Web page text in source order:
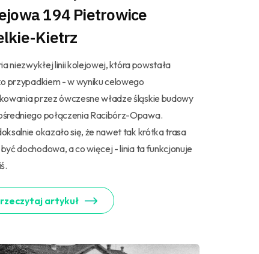
194 Pietrowice
Kietrz
niezwykłej linii kolejowej, która powstała
przypadkiem - w wyniku celowego
przez ówczesne władze śląskie budowy
połączenia Racibórz-Opawa.
okazało się, że nawet tak krótka trasa
dochodowa, a co więcej - linia ta funkcjonuje
artykuł